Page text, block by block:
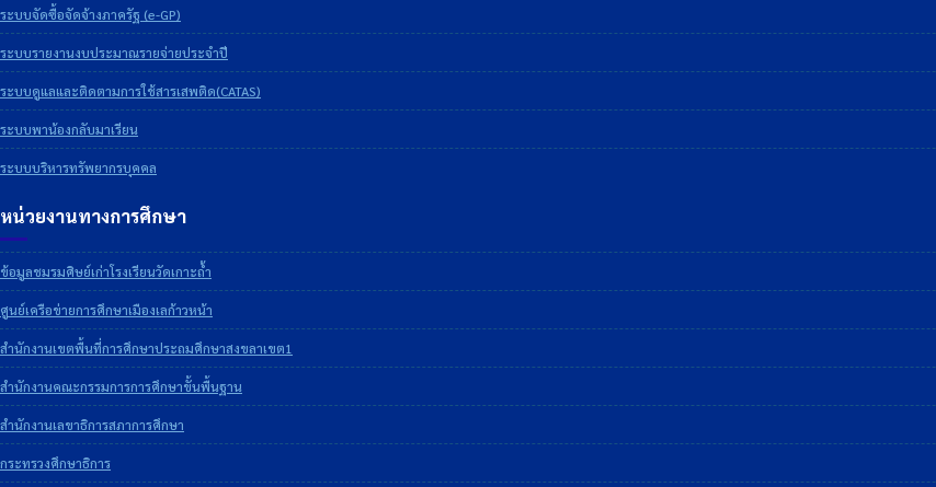
ระบบจัดซื้อจัดจ้างภาครัฐ (e-GP)
ระบบรายงานงบประมาณรายจ่ายประจำปี
ระบบดูแลและติดตามการใช้สารเสพติด(CATAS)
ระบบพาน้องกลับมาเรียน
ระบบบริหารทรัพยากรบุคคล
หน่วยงานทางการศึกษา
ข้อมูลชมรมศิษย์เก่าโรงเรียนวัดเกาะถ้ำ
ศูนย์เครือข่ายการศึกษาเมืองเลก้าวหน้า
สำนักงานเขตพื้นที่การศึกษาประถมศึกษาสงขลาเขต1
สำนักงานคณะกรรมการการศึกษาขั้นพื้นฐาน
สำนักงานเลขาธิการสภาการศึกษา
กระทรวงศึกษาธิการ